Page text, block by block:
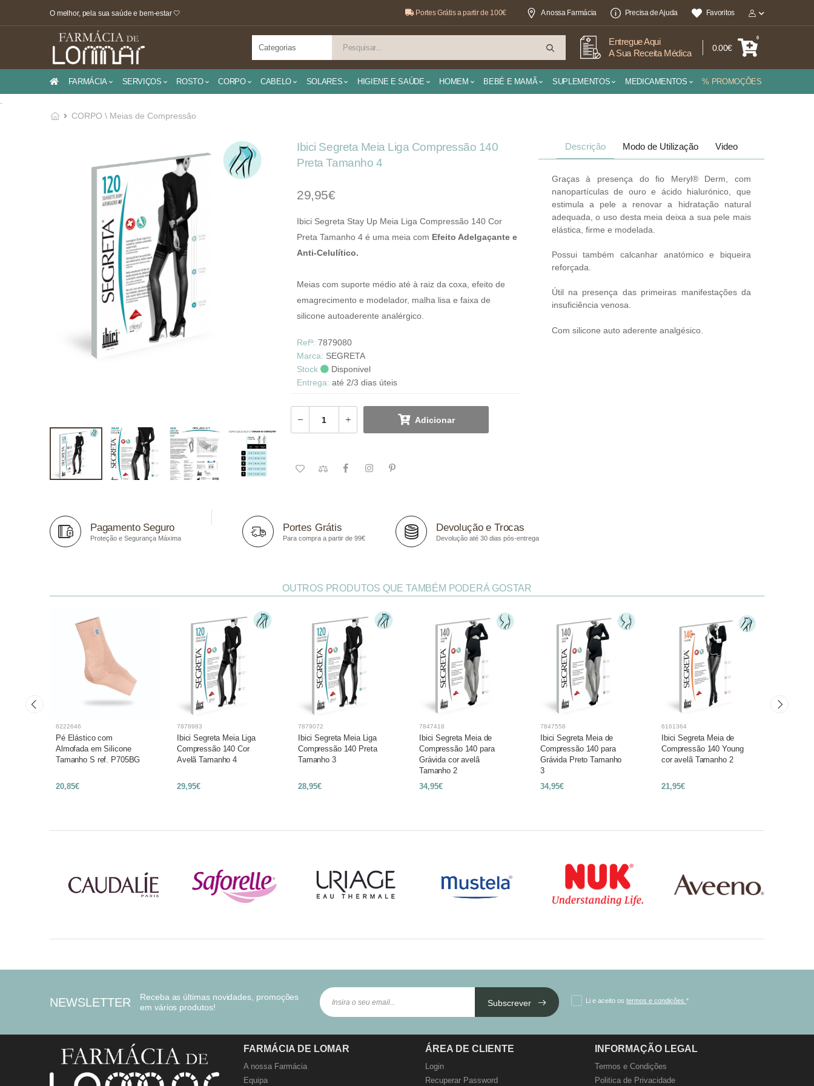
O melhor, pela sua saúde e bem-estar 🤍 Portes Grátis a partir de 100€ A nossa Farmácia Precisa de Ajuda Favoritos
Entregue Aqui
A Sua Receita Médica
0.00€
0
FARMÁCIA SERVIÇOS ROSTO CORPO CABELO SOLARES HIGIENE E SAÚDE HOMEM BEBÉ E MAMÃ SUPLEMENTOS MEDICAMENTOS % PROMOÇÕES
CORPO \ Meias de Compressão
Descrição Modo de Utilização Video
Graças à presença do fio Meryl® Derm, com
nanopartículas de ouro e ácido hialurónico, que
estimula a pele a renovar a hidratação natural
adequada, o uso desta meia deixa a sua pele mais
elástica, firme e modelada.
Possui também calcanhar anatómico e biqueira
reforçada.
Útil na presença das primeiras manifestações da
insuficiência venosa.
Com silicone auto aderente analgésico.
Ibici Segreta Meia Liga Compressão 140
Preta Tamanho 4
29,95€
Ibici Segreta Stay Up Meia Liga Compressão 140 Cor
Preta Tamanho 4 é uma meia com Efeito Adelgaçante e
Anti-Celulítico.
Meias com suporte médio até à raiz da coxa, efeito de
emagrecimento e modelador, malha lisa e faixa de
silicone autoaderente analérgico.
Refª:7879080
Marca: SEGRETA
Stock
Disponivel
Entrega: até 2/3 dias úteis
Adicionar
Pagamento Seguro
Proteção e Segurança Máxima
Portes Grátis
Para compra a partir de 99€
Devolução e Trocas
Devolução até 30 dias pós-entrega
OUTROS PRODUTOS QUE TAMBÉM PODERÁ GOSTAR
6222646
Pé Elástico com
Almofada em Silicone
Tamanho S ref. P705BG
20,85€
7878983
Ibici Segreta Meia Liga
Compressão 140 Cor
Avelã Tamanho 4
29,95€
7879072
Ibici Segreta Meia Liga
Compressão 140 Preta
Tamanho 3
28,95€
7847418
Ibici Segreta Meia de
Compressão 140 para
Grávida cor avelã
Tamanho 2
34,95€
7847558
Ibici Segreta Meia de
Compressão 140 para
Grávida Preto Tamanho
3
34,95€
6161364
Ibici Segreta Meia de
Compressão 140 Young
cor avelã Tamanho 2
21,95€
NEWSLETTER
Receba as últimas novidades, promoções
em vários produtos!
Subscrever Li e aceito ostermos e condições*
FARMÁCIA DE LOMAR
A nossa Farmácia
Equipa
ÁREA DE CLIENTE
Login
Recuperar Password
INFORMAÇÃO LEGAL
Termos e Condições
Politica de Privacidade